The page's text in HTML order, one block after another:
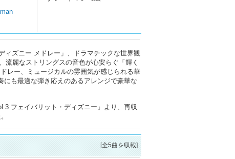
ィズニー メドレー」、ドラマチックな世界観
麗なストリングスの音色が心安らぐ「輝く
レー、ミュージカルの雰囲気が感じられる華
も最適な弾き応えのあるアレンジで豪華な
フェイバリット・ディズニー』より、再収
[全5曲を収載]